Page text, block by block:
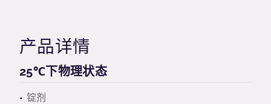
产品详情
25℃下物理状态
锭剂